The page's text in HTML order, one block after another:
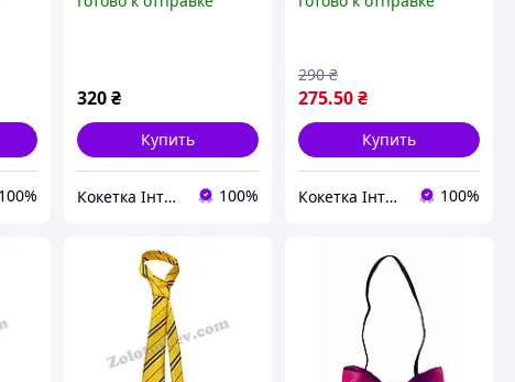
100%
320 ₴
Купить
Кокетка Інтернет Магазин 100%
275.50₴
290 ₴
Купить
Кокетка Інтернет Магазин 100%